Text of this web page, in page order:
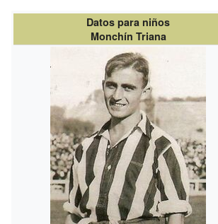
Datos para niños
Monchín Triana